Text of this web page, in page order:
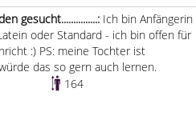
gesucht...............: Ich bin Anfängerin
oder Standard - ich bin offen für
:) PS: meine Tochter ist
das so gern auch lernen.
164